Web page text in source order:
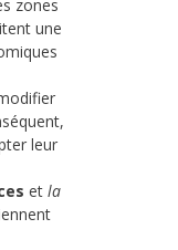
zones
une
leur
et la